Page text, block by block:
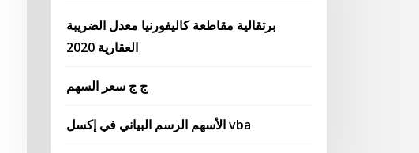
برتقالية مقاطعة كاليفورنيا معدل الضريبة
العقارية 2020
ج ج سعر السهم
الأسهم الرسم البياني في إكسل vba